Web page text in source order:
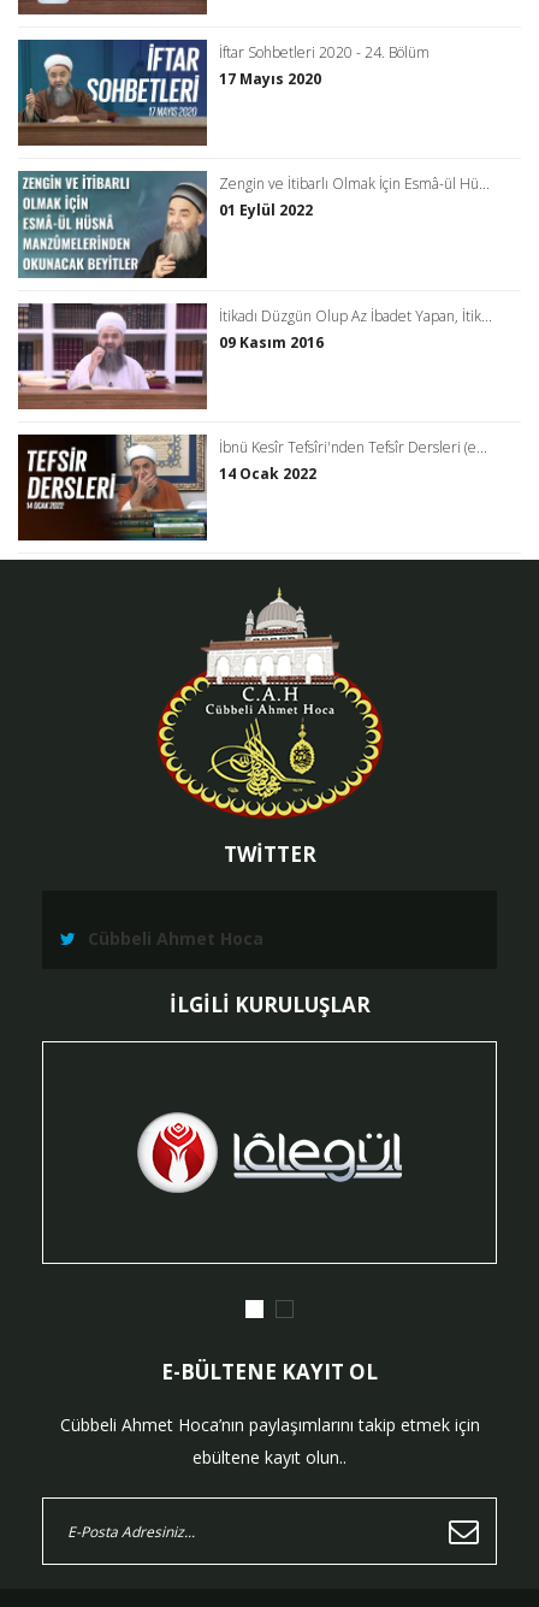
İftar Sohbetleri 2020 - 24. Bölüm
17 Mayıs 2020
Zengin ve İtibarlı Olmak İçin Esmâ-ül Hü...
01 Eylül 2022
İtikadı Düzgün Olup Az İbadet Yapan, İtik...
09 Kasım 2016
İbnü Kesîr Tefsîri'nden Tefsîr Dersleri (e...
14 Ocak 2022
TWİTTER
Cübbeli Ahmet Hoca
İLGİLİ KURULUŞLAR
E-BÜLTENE KAYIT OL
Cübbeli Ahmet Hoca’nın paylaşımlarını takip etmek için
ebültene kayıt olun..